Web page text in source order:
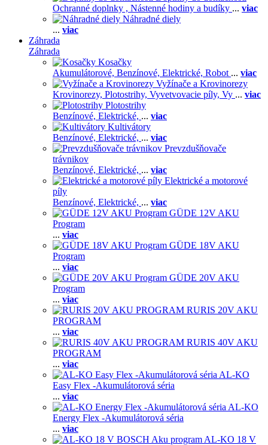
Ochranné doplnky , Nástenné hodiny a budíky ... viac
Náhradné diely
... viac
Záhrada
Záhrada
Kosačky
Akumulátorové, Benzínové, Elektrické, Robot ... viac
Vyžínače a Krovinorezy
Krovinorezy, Plotostrihy, Vyvetvovacie píly, Vy ... viac
Plotostrihy
Benzínové, Elektrické, ... viac
Kultivátory
Benzínové, Elektrické, ... viac
Prevzdušňovače
trávnikov
Benzínové, Elektrické, ... viac
Elektrické a motorové
píly
Benzínové, Elektrické, ... viac
GÜDE 12V AKU
Program
... viac
GÜDE 18V AKU
Program
... viac
GÜDE 20V AKU
Program
... viac
RURIS 20V AKU
PROGRAM
... viac
RURIS 40V AKU
PROGRAM
... viac
AL-KO
Easy Flex -Akumulátorová séria
... viac
AL-KO
Energy Flex -Akumulátorová séria
... viac
AL-KO 18 V